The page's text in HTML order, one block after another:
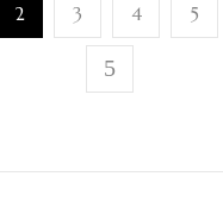
2 3 4 5